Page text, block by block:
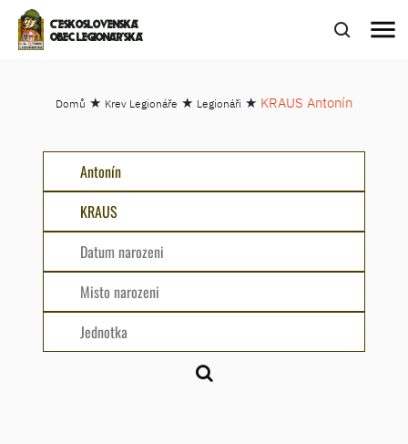
ČESKOSLOVENSKÁ
OBEC LEGIONÁŘSKÁ
menu
Domů ★ Krev Legionáře ★ Legionáři ★ KRAUS Antonín